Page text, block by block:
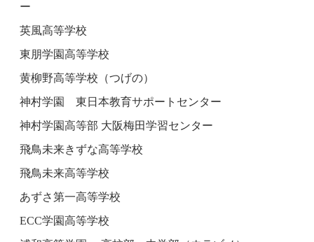
ー
英風高等学校
東朋学園高等学校
黄柳野高等学校（つげの）
神村学園 東日本教育サポートセンター
神村学園高等部 大阪梅田学習センター
飛鳥未来きずな高等学校
飛鳥未来高等学校
あずさ第一高等学校
ECC学園高等学校